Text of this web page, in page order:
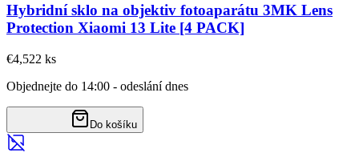
Hybridní sklo na objektiv fotoaparátu 3MK Lens
Protection Xiaomi 13 Lite [4 PACK]
€4,522 ks
Objednejte do 14:00 - odeslání dnes
Do košíku